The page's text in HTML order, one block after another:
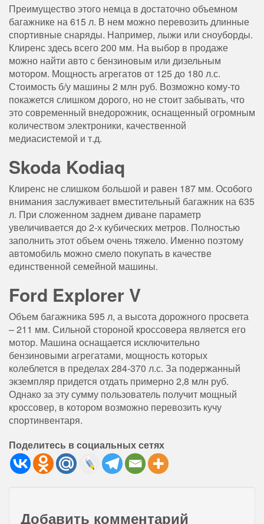
Преимущество этого немца в достаточно объемном
багажнике на 615 л. В нем можно перевозить длинные
спортивные снаряды. Например, лыжи или сноуборды.
Клиренс здесь всего 200 мм. На выбор в продаже
можно найти авто с бензиновым или дизельным
мотором. Мощность агрегатов от 125 до 180 л.с.
Стоимость б/у машины 2 млн руб. Возможно кому-то
покажется слишком дорого, но не стоит забывать, что
это современный внедорожник, оснащенный огромным
количеством электроники, качественной
медиасистемой и т.д.
Skoda Kodiaq
Клиренс не слишком большой и равен 187 мм. Особого
внимания заслуживает вместительный багажник на 635
л. При сложенном заднем диване параметр
увеличивается до 2-х кубических метров. Полностью
заполнить этот объем очень тяжело. Именно поэтому
автомобиль можно смело покупать в качестве
единственной семейной машины.
Ford Explorer V
Объем багажника 595 л, а высота дорожного просвета
– 211 мм. Сильной стороной кроссовера является его
мотор. Машина оснащается исключительно
бензиновыми агрегатами, мощность которых
колеблется в пределах 284-370 л.с. За подержанный
экземпляр придется отдать примерно 2,8 млн руб.
Однако за эту сумму пользователь получит мощный
кроссовер, в котором возможно перевозить кучу
спортинвентаря.
Поделитесь в социальных сетях
Добавить комментарий